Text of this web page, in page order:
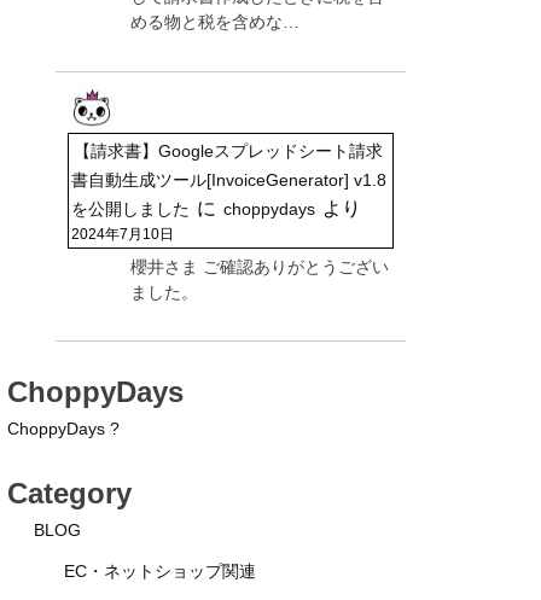
める物と税を含めな…
【請求書】Googleスプレッドシート請求
書自動生成ツール[InvoiceGenerator] v1.8
を公開しました に choppydays より
2024年7月10日
櫻井さま ご確認ありがとうござい
ました。
ChoppyDays
ChoppyDays ?
Category
BLOG
EC・ネットショップ関連